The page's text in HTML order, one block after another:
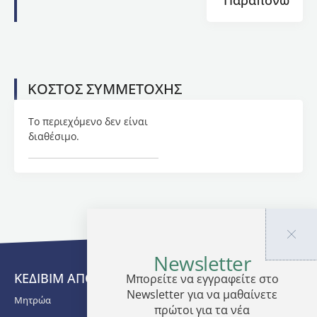
Κτηνιατρικής,
Χειρουργικής-
Συγκριτικής
Οφθαλμολογίας-
Εξωτικών
και
Άγριων
Ζώων
ΚΟΣΤΟΣ ΣΥΜΜΕΤΟΧΗΣ
Το περιεχόμενο δεν είναι
διαθέσιμο.
ΚΕΔΙΒΙΜ ΑΠΘ
Μητρώα
Newsletter
Μπορείτε να εγγραφείτε στο
Newsletter για να μαθαίνετε
πρώτοι για τα νέα